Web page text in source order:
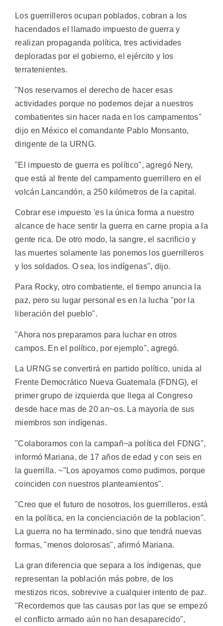
Los guerrilleros ocupan poblados, cobran a los
hacendados el llamado impuesto de guerra y
realizan propaganda política, tres actividades
deploradas por el gobierno, el ejército y los
terratenientes.
"Nos reservamos el derecho de hacer esas
actividades porque no podemos dejar a nuestros
combatientes sin hacer nada en los campamentos"
dijo en México el comandante Pablo Monsanto,
dirigente de la URNG.
"El impuesto de guerra es político", agregó Nery,
que está al frente del campamento guerrillero en el
volcán Lancandón, a 250 kilómetros de la capital.
Cobrar ese impuesto 'es la única forma a nuestro
alcance de hace sentir la guerra en carne propia a la
gente rica. De otro modo, la sangre, el sacrificio y
las muertes solamente las ponemos los guerrilleros
y los soldados. O sea, los indígenas", dijo.
Para Rocky, otro combatiente, el tiempo anuncia la
paz, pero su lugar personal es en la lucha "por la
liberación del pueblo".
"Ahora nos preparamos para luchar en otros
campos. En el político, por ejemplo", agregó.
La URNG se convertirá en partido político, unida al
Frente Democrático Nueva Guatemala (FDNG), el
primer grupo de izquierda que llega al Congreso
desde hace mas de 20 an~os. La mayoría de sus
miembros son indígenas.
"Colaboramos con la campañ~a política del FDNG",
informó Mariana, de 17 años de edad y con seis en
la guerrilla. ~"Los apoyamos como pudimos, porque
coinciden con nuestros planteamientos".
"Creo que el futuro de nosotros, los guerrilleros, está
en la política, en la concienciación de la poblacion".
La guerra no ha terminado, sino que tendrá nuevas
formas, "menos dolorosas", afirmó Mariana.
La gran diferencia que separa a los índigenas, que
representan la población más pobre, de los
mestizos ricos, sobrevive a cualquier intento de paz.
"Recordemos que las causas por las que se empezó
el conflicto armado aún no han desaparecido",